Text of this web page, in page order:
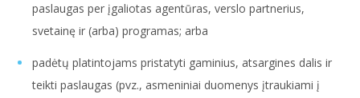
paslaugas per įgaliotas agentūras, verslo partnerius,
svetainę ir (arba) programas; arba
padėtų platintojams pristatyti gaminius, atsargines dalis ir
teikti paslaugas (pvz., asmeniniai duomenys įtraukiami į